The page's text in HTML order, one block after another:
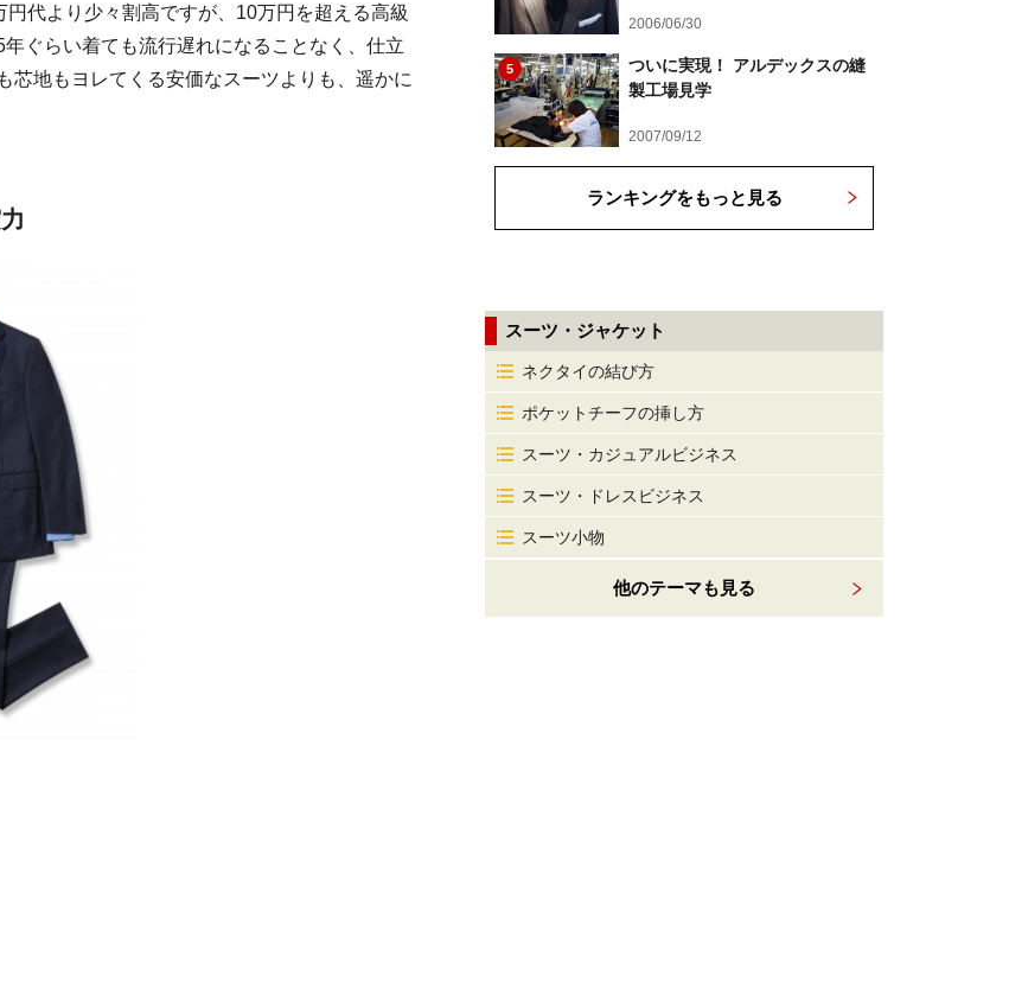
代より少々割高ですが、10万円を超える高級
ぐらい着ても流行遅れになることなく、仕立
芯地もヨレてくる安価なスーツよりも、遥かに
2006/06/30
5
ついに実現！ アルデックスの縫
製工場見学
2007/09/12
ランキングをもっと見る
スーツ・ジャケット
ネクタイの結び方
ポケットチーフの挿し方
スーツ・カジュアルビジネス
スーツ・ドレスビジネス
スーツ小物
他のテーマも見る